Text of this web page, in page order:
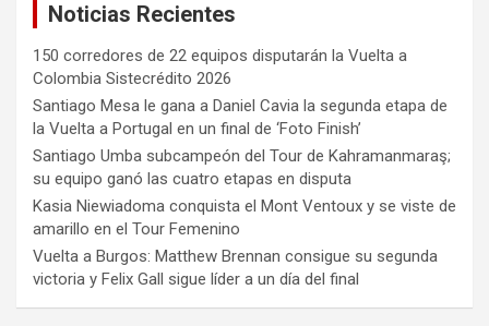
Noticias Recientes
150 corredores de 22 equipos disputarán la Vuelta a
Colombia Sistecrédito 2026
Santiago Mesa le gana a Daniel Cavia la segunda etapa de
la Vuelta a Portugal en un final de ‘Foto Finish’
Santiago Umba subcampeón del Tour de Kahramanmaraş;
su equipo ganó las cuatro etapas en disputa
Kasia Niewiadoma conquista el Mont Ventoux y se viste de
amarillo en el Tour Femenino
Vuelta a Burgos: Matthew Brennan consigue su segunda
victoria y Felix Gall sigue líder a un día del final